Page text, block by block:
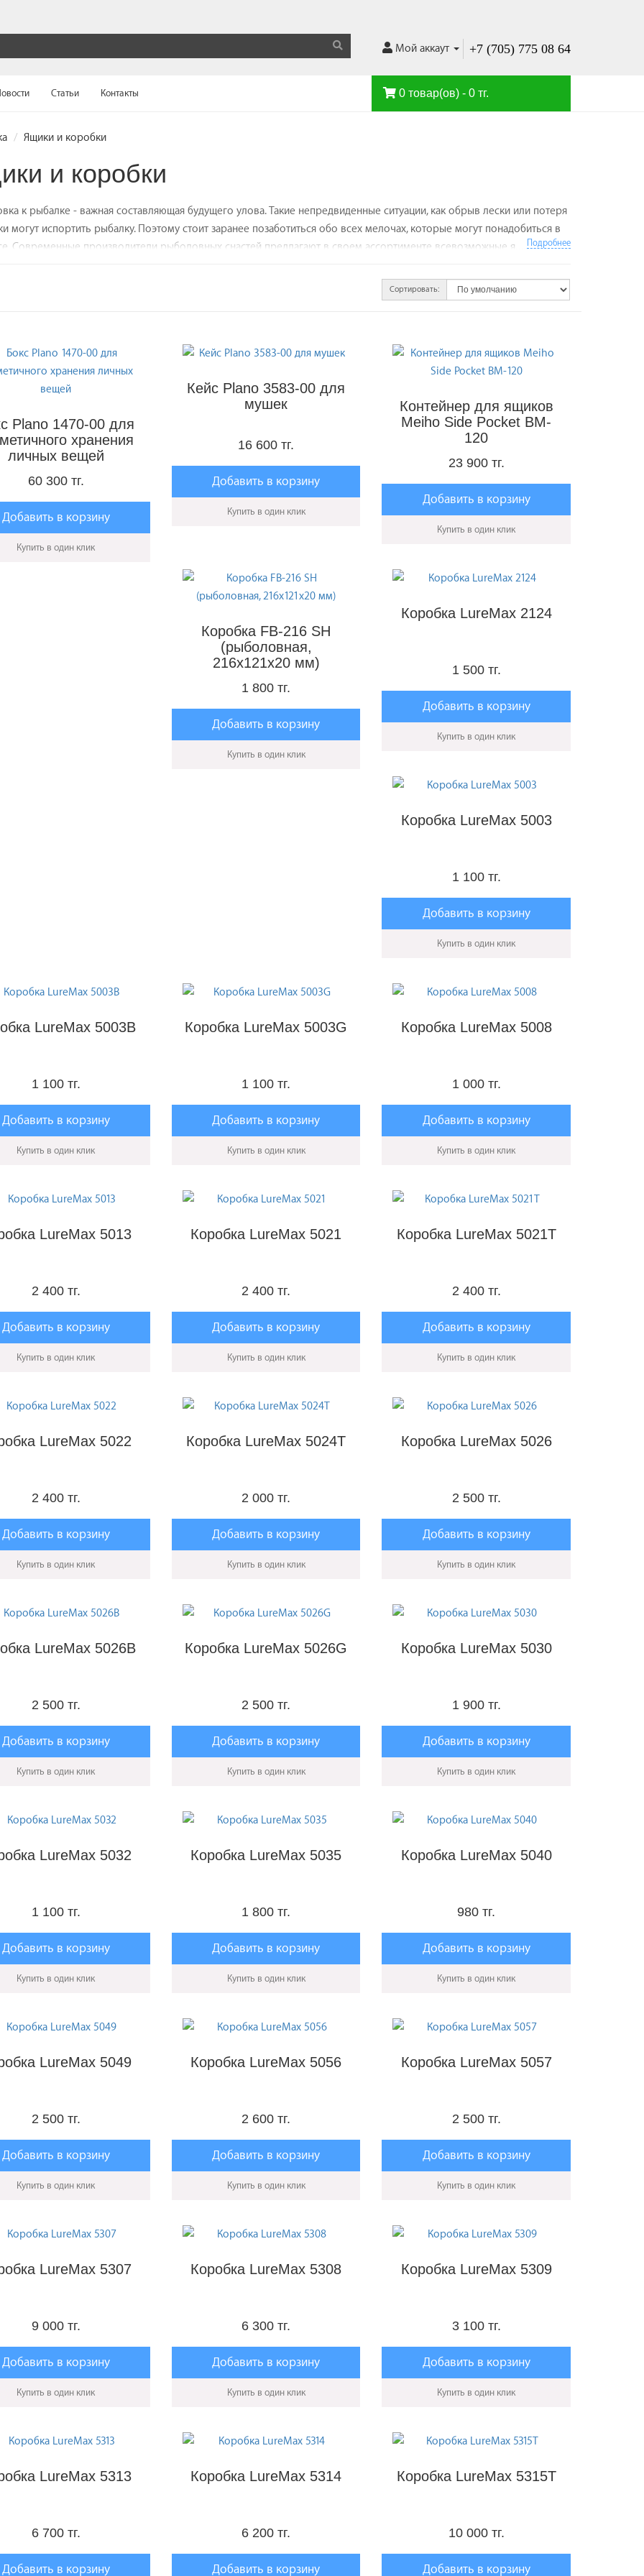
Мой аккаут +7 (705) 775 08 64
Статьи Контакты 0 товар(ов) - 0 тг.
Ящики и коробки
и коробки
к рыбалке - важная составляющая будущего улова. Такие непредвиденные ситуации, как обрыв лески или потеря
могут испортить рыбалку. Поэтому стоит заранее позаботиться обо всех мелочах, которые могут понадобиться в
Современные производители рыболовных снастей предлагают в своем ассортименте всевозможные ящики и
Продуманное внутреннее пространство поможет быстро найти нужный предмет. Модели таких ящиков
своей конструкцией. Они могут иметь выдвижные коробки для приманок или раздвижные многоуровневые
с собой миниатюрную коробку, которая легко поместится в карман брюк или жилета. Для зимней ловли
специализированные ящики. Они изготавливаются из материалов, устойчивых к низким температурам. При
для зимней ловли стоит найти компромисс между легкостью и прочностью, так как зачастую такой ящик
как сиденье. Ассортимент как отечественных, так и зарубежных производителей дает возможность выбрать
модель для любых потребностей рыболова.
Подробнее
Сортировать:
Plano 1470-00 для
хранения
личных вещей
60 300 тг.
Добавить в корзину
Купить в один клик
Кейс Plano 3583-00 для
мушек
16 600 тг.
Добавить в корзину
Купить в один клик
Контейнер для ящиков
Meiho Side Pocket BM-
120
23 900 тг.
Добавить в корзину
Купить в один клик
Коробка FB-216 SH
(рыболовная,
216х121х20 мм)
1 800 тг.
Добавить в корзину
Купить в один клик
Коробка LureMax 2124
1 500 тг.
Добавить в корзину
Купить в один клик
Коробка LureMax 5003
1 100 тг.
Добавить в корзину
Купить в один клик
LureMax 5003B
1 100 тг.
Добавить в корзину
Купить в один клик
Коробка LureMax 5003G
1 100 тг.
Добавить в корзину
Купить в один клик
Коробка LureMax 5008
1 000 тг.
Добавить в корзину
Купить в один клик
LureMax 5013
2 400 тг.
Добавить в корзину
Купить в один клик
Коробка LureMax 5021
2 400 тг.
Добавить в корзину
Купить в один клик
Коробка LureMax 5021T
2 400 тг.
Добавить в корзину
Купить в один клик
LureMax 5022
2 400 тг.
Добавить в корзину
Купить в один клик
Коробка LureMax 5024T
2 000 тг.
Добавить в корзину
Купить в один клик
Коробка LureMax 5026
2 500 тг.
Добавить в корзину
Купить в один клик
LureMax 5026B
2 500 тг.
Добавить в корзину
Купить в один клик
Коробка LureMax 5026G
2 500 тг.
Добавить в корзину
Купить в один клик
Коробка LureMax 5030
1 900 тг.
Добавить в корзину
Купить в один клик
LureMax 5032
1 100 тг.
Добавить в корзину
Купить в один клик
Коробка LureMax 5035
1 800 тг.
Добавить в корзину
Купить в один клик
Коробка LureMax 5040
980 тг.
Добавить в корзину
Купить в один клик
LureMax 5049
2 500 тг.
Добавить в корзину
Купить в один клик
Коробка LureMax 5056
2 600 тг.
Добавить в корзину
Купить в один клик
Коробка LureMax 5057
2 500 тг.
Добавить в корзину
Купить в один клик
LureMax 5307
9 000 тг.
Добавить в корзину
Купить в один клик
Коробка LureMax 5308
6 300 тг.
Добавить в корзину
Купить в один клик
Коробка LureMax 5309
3 100 тг.
Добавить в корзину
Купить в один клик
LureMax 5313
6 700 тг.
Добавить в корзину
Коробка LureMax 5314
6 200 тг.
Добавить в корзину
Коробка LureMax 5315T
10 000 тг.
Добавить в корзину